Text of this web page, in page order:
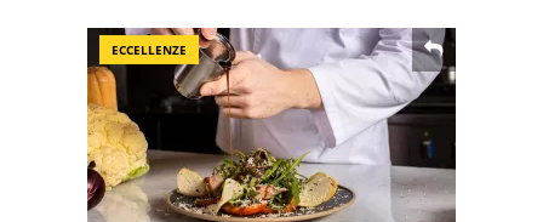
ECCELLENZE